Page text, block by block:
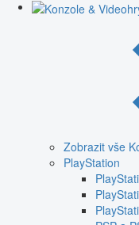
Zobrazit vše
PlayStation